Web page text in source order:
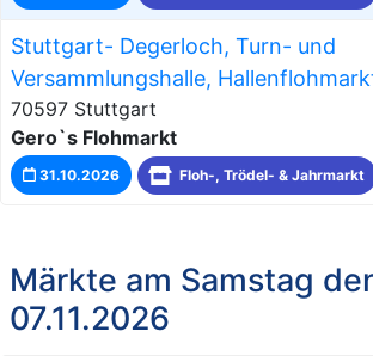
Stuttgart- Degerloch, Turn- und
Versammlungshalle,
70597 Stuttgart
Gero`s Flohmarkt
31.10.2026 Floh-, Trödel- & Jahrmarkt
Märkte am Samstag
07.11.2026